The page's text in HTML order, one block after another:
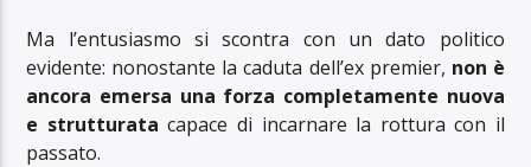
Ma l’entusiasmo si scontra con un dato politico
evidente: nonostante la caduta dell’ex premier, non è
ancora emersa una forza completamente nuova
e strutturata capace di incarnare la rottura con il
passato.